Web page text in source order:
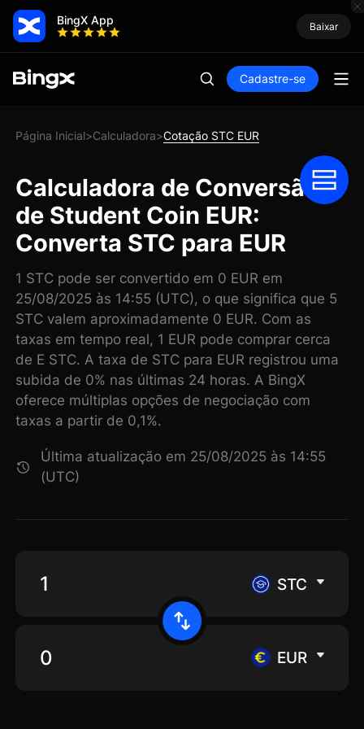
BingX App Baixar
Cadastre-se
Página Inicial>Calculadora>Cotação STC EUR
Calculadora de Conversão
de Student Coin EUR:
Converta STC para EUR
1 STC pode ser convertido em 0 EUR em
25/08/2025 às 14:55 (UTC), o que significa que 5
STC valem aproximadamente 0 EUR. Com as
taxas em tempo real, 1 EUR pode comprar cerca
de E STC. A taxa de STC para EUR registrou uma
subida de 0% nas últimas 24 horas. A BingX
oferece múltiplas opções de negociação com
taxas a partir de 0,1%.
Última atualização em 25/08/2025 às 14:55
(UTC)
STC
EUR